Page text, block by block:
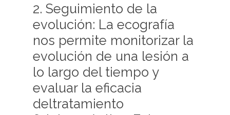
2. Seguimiento de la
evolución: La ecografía
nos permite monitorizar la
evolución de una lesión a
lo largo del tiempo y
evaluar la eficacia
deltratamiento